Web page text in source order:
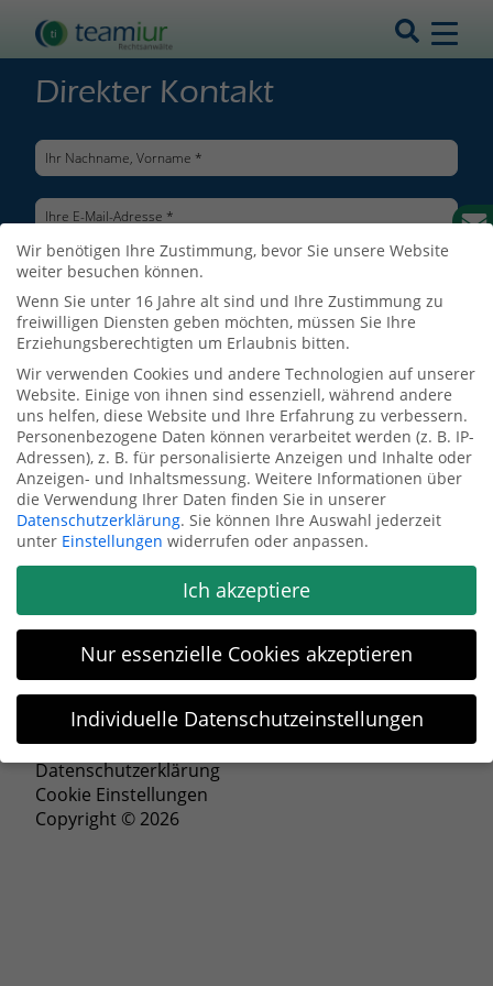
Direkter Kontakt
Ich bin mit der Verarbeitung meiner Daten entsprechend der
Datenschutzerklärungeinverstanden.
Anfrage senden
Impressum
Datenschutzerklärung
Cookie Einstellungen
Copyright © 2026
Wir benötigen Ihre Zustimmung, bevor Sie unsere Website
weiter besuchen können.
Wenn Sie unter 16 Jahre alt sind und Ihre Zustimmung zu
freiwilligen Diensten geben möchten, müssen Sie Ihre
Erziehungsberechtigten um Erlaubnis bitten.
Wir verwenden Cookies und andere Technologien auf unserer
Website. Einige von ihnen sind essenziell, während andere
uns helfen, diese Website und Ihre Erfahrung zu verbessern.
Personenbezogene Daten können verarbeitet werden (z. B. IP-
Adressen), z. B. für personalisierte Anzeigen und Inhalte oder
Anzeigen- und Inhaltsmessung. Weitere Informationen über
die Verwendung Ihrer Daten finden Sie in unserer
Datenschutzerklärung. Sie können Ihre Auswahl jederzeit
unter Einstellungen widerrufen oder anpassen.
Ich akzeptiere
Nur essenzielle Cookies akzeptieren
Individuelle Datenschutzeinstellungen
Datenschutzeinstellungen
Wenn Sie unter 16 Jahre alt sind und Ihre Zustimmung zu
freiwilligen Diensten geben möchten, müssen Sie Ihre